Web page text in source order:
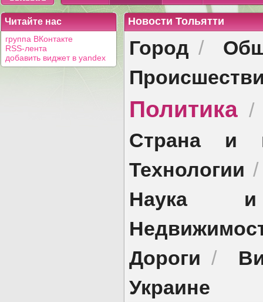
Читайте нас
группа ВКонтакте
RSS-лента
добавить виджет в yandex
Новости Тольятти
Город /
Политика
Страна и
Технологии
Наука и
Дороги /
Украине